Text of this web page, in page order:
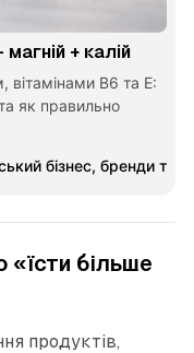
+ калій
вітамінами В6 та Е:
як правильно
бізнес, бренди та
«їсти більше
продуктів,